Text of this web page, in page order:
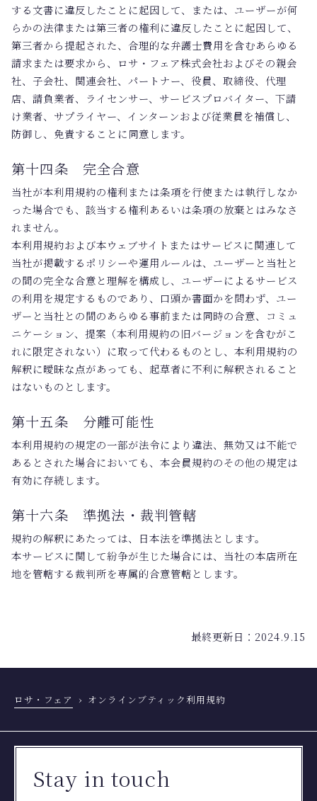
する文書に違反したことに起因して、または、ユーザーが何
らかの法律または第三者の権利に違反したことに起因して、
第三者から提起された、合理的な弁護士費用を含むあらゆる
請求または要求から、ロサ・フェア株式会社およびその親会
社、子会社、関連会社、パートナー、役員、取締役、代理
店、請負業者、ライセンサー、サービスプロバイター、下請
け業者、サプライヤー、インターンおよび従業員を補償し、
防御し、免責することに同意します。
第十四条 完全合意
当社が本利用規約の権利または条項を行使または執行しなか
った場合でも、該当する権利あるいは条項の放棄とはみなさ
れません。
本利用規約および本ウェブサイトまたはサービスに関連して
当社が掲載するポリシーや運用ルールは、ユーザーと当社と
の間の完全な合意と理解を構成し、ユーザーによるサービス
の利用を規定するものであり、口頭か書面かを問わず、ユー
ザーと当社との間のあらゆる事前または同時の合意、コミュ
ニケーション、提案（本利用規約の旧バージョンを含むがこ
れに限定されない）に取って代わるものとし、本利用規約の
解釈に曖昧な点があっても、起草者に不利に解釈されること
はないものとします。
第十五条 分離可能性
本利用規約の規定の一部が法令により違法、無効又は不能で
あるとされた場合においても、本会員規約のその他の規定は
有効に存続します。
第十六条 準拠法・裁判管轄
規約の解釈にあたっては、日本法を準拠法とします。
本サービスに関して紛争が生じた場合には、当社の本店所在
地を管轄する裁判所を専属的合意管轄とします。
最終更新日：2024.9.15
ロサ・フェア オンラインブティック利用規約
Stay in touch